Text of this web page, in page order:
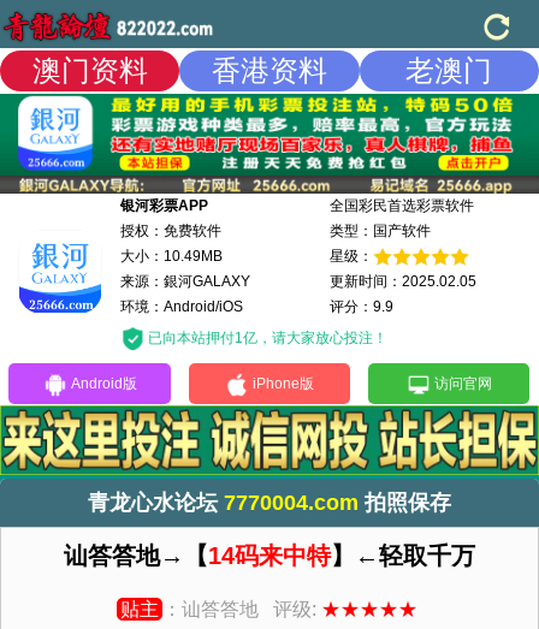
澳门资料 香港资料 老澳门
银河彩票APP
授权：免费软件
大小：10.49MB
来源：銀河GALAXY
环境：Android/iOS
全国彩民首选彩票软件
类型：国产软件
星级：
更新时间：2025.02.05
评分：9.9
已向本站押付1亿，请大家放心投注！
Android版 iPhone版 访问官网
青龙心水论坛 7770004.com 拍照保存
讪答答地→【14码来中特】←轻取千万
贴主 ：讪答答地 评级: ★★★★★